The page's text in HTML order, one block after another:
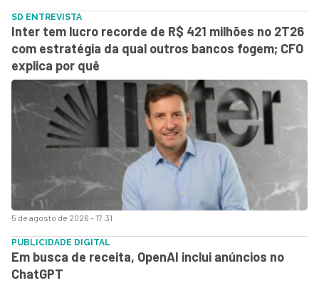
5 de agosto de 2026 - 17:31
SD ENTREVISTA
Inter tem lucro recorde de R$ 421 milhões no 2T26
com estratégia da qual outros bancos fogem; CFO
explica por quê
PUBLICIDADE DIGITAL
Em busca de receita, OpenAI inclui anúncios no
ChatGPT